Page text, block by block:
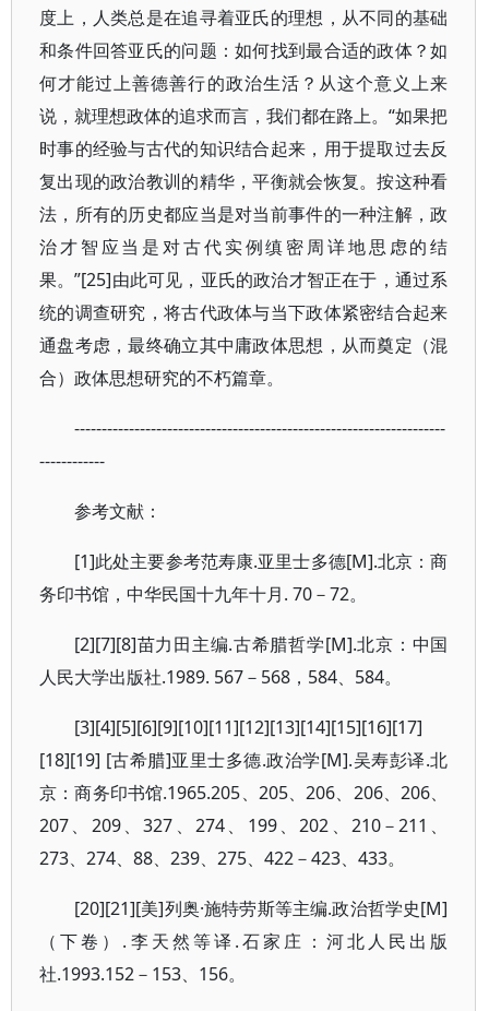
度上，人类总是在追寻着亚氏的理想，从不同的基础
和条件回答亚氏的问题：如何找到最合适的政体？如
何才能过上善德善行的政治生活？从这个意义上来
说，就理想政体的追求而言，我们都在路上。“如果把
时事的经验与古代的知识结合起来，用于提取过去反
复出现的政治教训的精华，平衡就会恢复。按这种看
法，所有的历史都应当是对当前事件的一种注解，政
治才智应当是对古代实例缜密周详地思虑的结
果。”[25]由此可见，亚氏的政治才智正在于，通过系
统的调查研究，将古代政体与当下政体紧密结合起来
通盘考虑，最终确立其中庸政体思想，从而奠定（混
合）政体思想研究的不朽篇章。
--------------------------------------------------------------------
------------
参考文献：
[1]此处主要参考范寿康.亚里士多德[M].北京：商
务印书馆，中华民国十九年十月. 70－72。
[2][7][8]苗力田主编.古希腊哲学[M].北京：中国
人民大学出版社.1989. 567－568，584、584。
[3][4][5][6][9][10][11][12][13][14][15][16][17]
[18][19] [古希腊]亚里士多德.政治学[M].吴寿彭译.北
京：商务印书馆.1965.205、205、206、206、206、
207、209、327、274、199、202、210－211、
273、274、88、239、275、422－423、433。
[20][21][美]列奥·施特劳斯等主编.政治哲学史[M]
（下卷）.李天然等译.石家庄：河北人民出版
社.1993.152－153、156。